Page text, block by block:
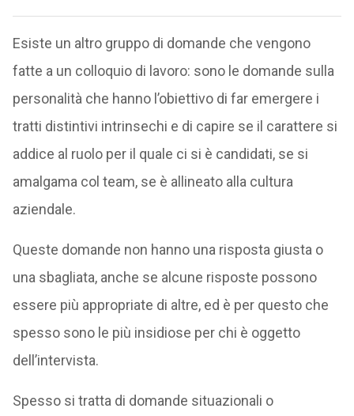
Esiste un altro gruppo di domande che vengono
fatte a un colloquio di lavoro: sono le domande sulla
personalità che hanno l’obiettivo di far emergere i
tratti distintivi intrinsechi e di capire se il carattere si
addice al ruolo per il quale ci si è candidati, se si
amalgama col team, se è allineato alla cultura
aziendale.
Queste domande non hanno una risposta giusta o
una sbagliata, anche se alcune risposte possono
essere più appropriate di altre, ed è per questo che
spesso sono le più insidiose per chi è oggetto
dell’intervista.
Spesso si tratta di domande situazionali o